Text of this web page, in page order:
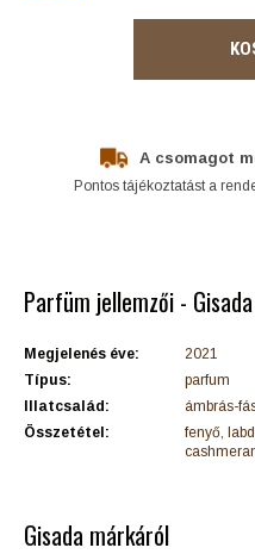
A csomagot
Pontos tájékoztatást a
Parfüm jellemzői -
Megjelenés éve:
2021
Típus:
parfum
Illatcsalád:
ámbrás-
Összetétel:
fenyő,
Gisada márkáról